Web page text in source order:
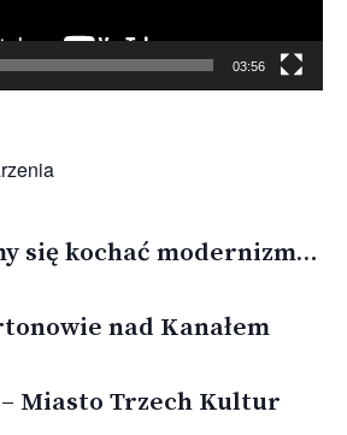
03:56
się kochać modernizm…
nad Kanałem
Miasto Trzech Kultur